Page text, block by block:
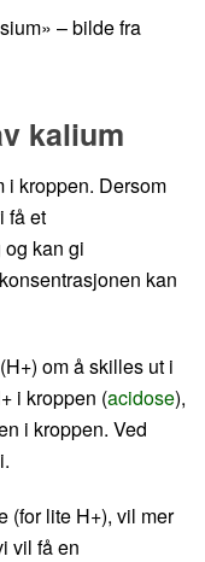
– bilde fra
kalium
i kroppen. Dersom
få et
kan gi
kan
om å skilles ut i
i kroppen (acidose),
i kroppen. Ved
(for lite H+), vil mer
vil få en